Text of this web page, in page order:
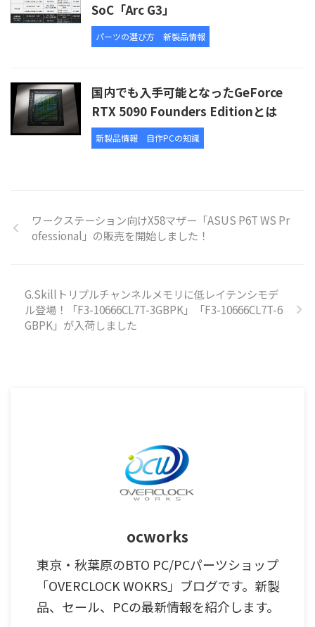
SoC「Arc G3」
パーツの選び方 新製品情報
国内でも入手可能となったGeForce
RTX 5090 Founders Editionとは
新製品情報 自作PCの知識
ワークステーション向けX58マザー「ASUS P6T WS Pr
ofessional」の販売を開始しました！
G.Skillトリプルチャンネルメモリに低レイテンシモデ
ル登場！「F3-10666CL7T-3GBPK」「F3-10666CL7T-6
GBPK」が入荷しました
ocworks
東京・秋葉原のBTO PC/PCパーツショップ
「OVERCLOCK WOKRS」ブログです。新製
品、セール、PCの最新情報を紹介します。